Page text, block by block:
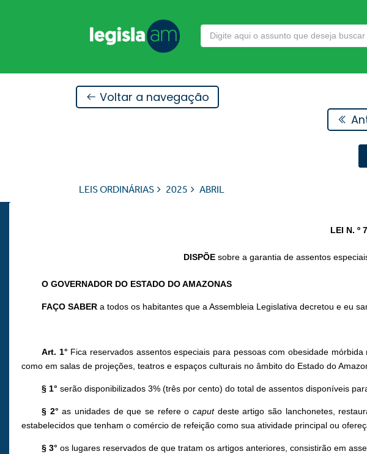
Voltar a navegação
LEIS ORDINÁRIAS 2025 ABRIL
LEI N. º
DISPÕEsobre a garantia de assentos
O GOVERNADOR DO ESTADO DO AMAZONAS
FAÇO SABER a todos os habitantes que a Assembleia Legislativa decretou e eu
Art. 1° Fica reservados assentos especiais para pessoas com obesidade
como em salas de projeções, teatros e espaços culturais no âmbito do Estado do
§ 1° serão disponibilizados 3% (três por cento) do total de assentos disponíveis
§ 2° as unidades de que se refere o caputdeste artigo são lanchonetes,
estabelecidos que tenham o comércio de refeição como sua atividade principal ou
§ 3° os lugares reservados de que tratam os artigos anteriores, consistirão em